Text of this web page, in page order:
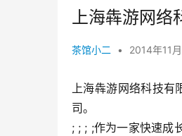
上海犇游网络
茶馆小二 • 2014年11
上海犇游网络科技有
司。
; ; ; ;作为一家快速成